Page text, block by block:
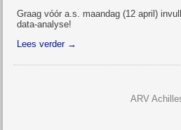
Graag vóór a.s. maandag (12 april)
data-analyse!
Lees verder →
ARV